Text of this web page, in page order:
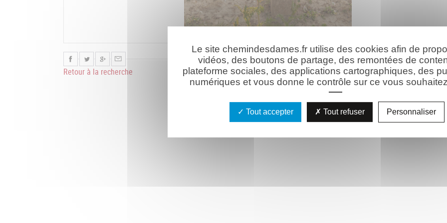
Retour à la recherche
Le site chemindesdames.fr utilise des cookies afin de
vidéos, des boutons de partage, des remontées de
plateforme sociales, des applications cartographiques, des
numériques et vous donne le contrôle sur ce vous
Tout accepter Tout refuser Personnaliser